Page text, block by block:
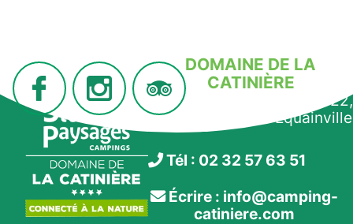
DOMAINE DE LA
CATINIÈRE
910 route de la Morelle, D22,
27210 Fiquefleur-Équainville
Tél : 02 32 57 63 51
Écrire : info@camping-
catiniere.com